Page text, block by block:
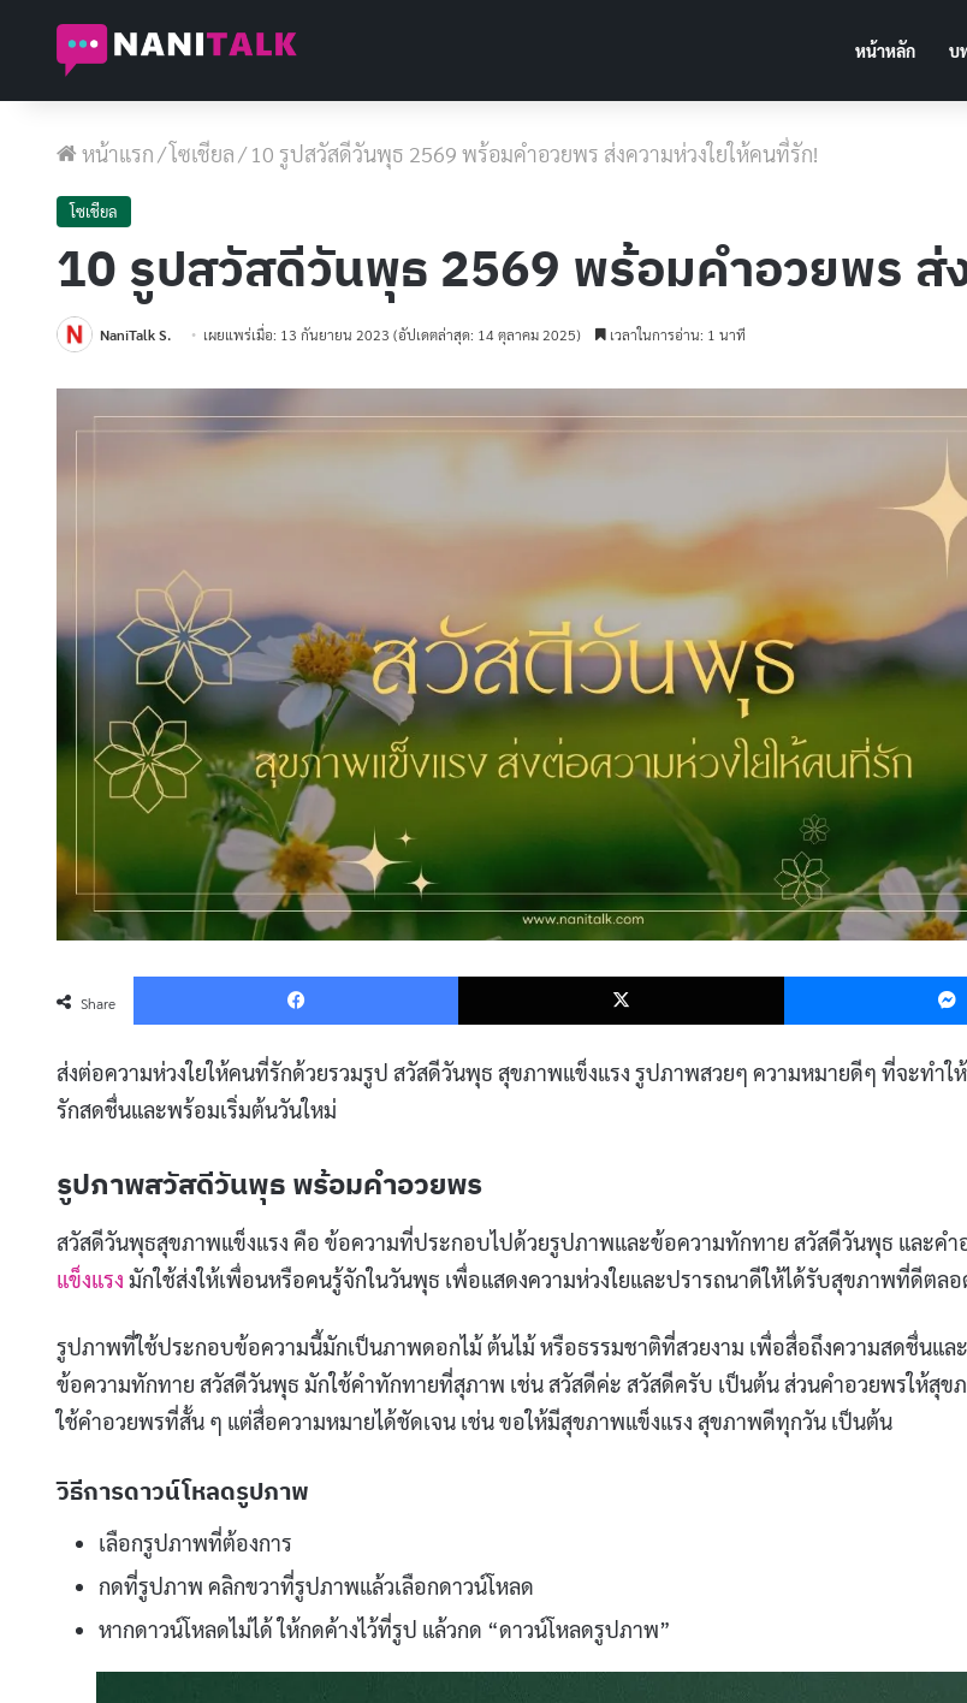
หน้าหลัก บ
หน้าแรก/โซเชียล/ 10 รูปสวัสดีวันพุธ 2569 พร้อมคําอวยพร ส่งความห่วงใยให้คนที่รัก!
โซเชียล
10 รูปสวัสดีวันพุธ 2569 พร้อมคําอวยพร ส่
NaniTalk S. เผยแพร่เมื่อ: 13 กันยายน 2023 (อัปเดตล่าสุด: 14 ตุลาคม 2025) เวลาในการอ่าน: 1 นาที
Share
Facebook X
ส่งต่อความห่วงใยให้คนที่รักด้วยรวมรูป สวัสดีวันพุธ สุขภาพแข็งแรง รูปภาพสวยๆ ความหมายดีๆ ที่จะทำ
รักสดชื่นและพร้อมเริ่มต้นวันใหม่
รูปภาพสวัสดีวันพุธ พร้อมคําอวยพร
สวัสดีวันพุธสุขภาพแข็งแรง คือ ข้อความที่ประกอบไปด้วยรูปภาพและข้อความทักทาย สวัสดีวันพุธ และคำ
แข็งแรง มักใช้ส่งให้เพื่อนหรือคนรู้จักในวันพุธ เพื่อแสดงความห่วงใยและปรารถนาดีให้ได้รับสุขภาพที่ดีตล
รูปภาพที่ใช้ประกอบข้อความนี้มักเป็นภาพดอกไม้ ต้นไม้ หรือธรรมชาติที่สวยงาม เพื่อสื่อถึงความสดชื่นแล
ข้อความทักทาย สวัสดีวันพุธ มักใช้คำทักทายที่สุภาพ เช่น สวัสดีค่ะ สวัสดีครับ เป็นต้น ส่วนคำอวยพรให้สุข
ใช้คำอวยพรที่สั้น ๆ แต่สื่อความหมายได้ชัดเจน เช่น ขอให้มีสุขภาพแข็งแรง สุขภาพดีทุกวัน เป็นต้น
วิธีการดาวน์โหลดรูปภาพ
เลือกรูปภาพที่ต้องการ
กดที่รูปภาพ คลิกขวาที่รูปภาพแล้วเลือกดาวน์โหลด
หากดาวน์โหลดไม่ได้ ให้กดค้างไว้ที่รูป แล้วกด “ดาวน์โหลดรูปภาพ”